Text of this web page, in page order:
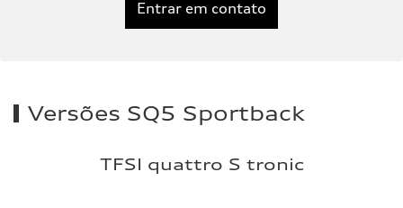
Entrar em contato
Versões SQ5 Sportback
TFSI quattro S tronic